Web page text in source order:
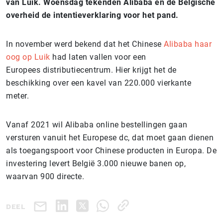
van Luik. Woensdag tekenden Alibaba en de Belgische
overheid de intentieverklaring voor het pand.
In november werd bekend dat het Chinese Alibaba haar
oog op Luik had laten vallen voor een
Europees distributiecentrum. Hier krijgt het de
beschikking over een kavel van 220.000 vierkante
meter.
Vanaf 2021 wil Alibaba online bestellingen gaan
versturen vanuit het Europese dc, dat moet gaan dienen
als toegangspoort voor Chinese producten in Europa. De
investering levert België 3.000 nieuwe banen op,
waarvan 900 directe.
DEEL